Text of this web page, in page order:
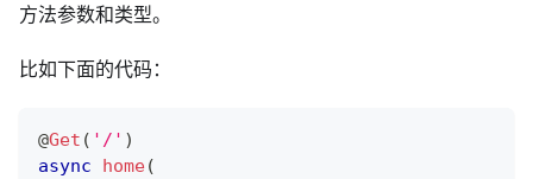
方法参数和类型。
比如下面的代码：
@Get ( '/' )
async
home(